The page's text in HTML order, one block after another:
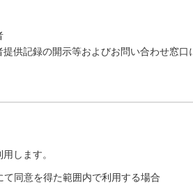
供記録の開示等およびお問い合わせ窓口
します。
同意を得た範囲内で利用する場合